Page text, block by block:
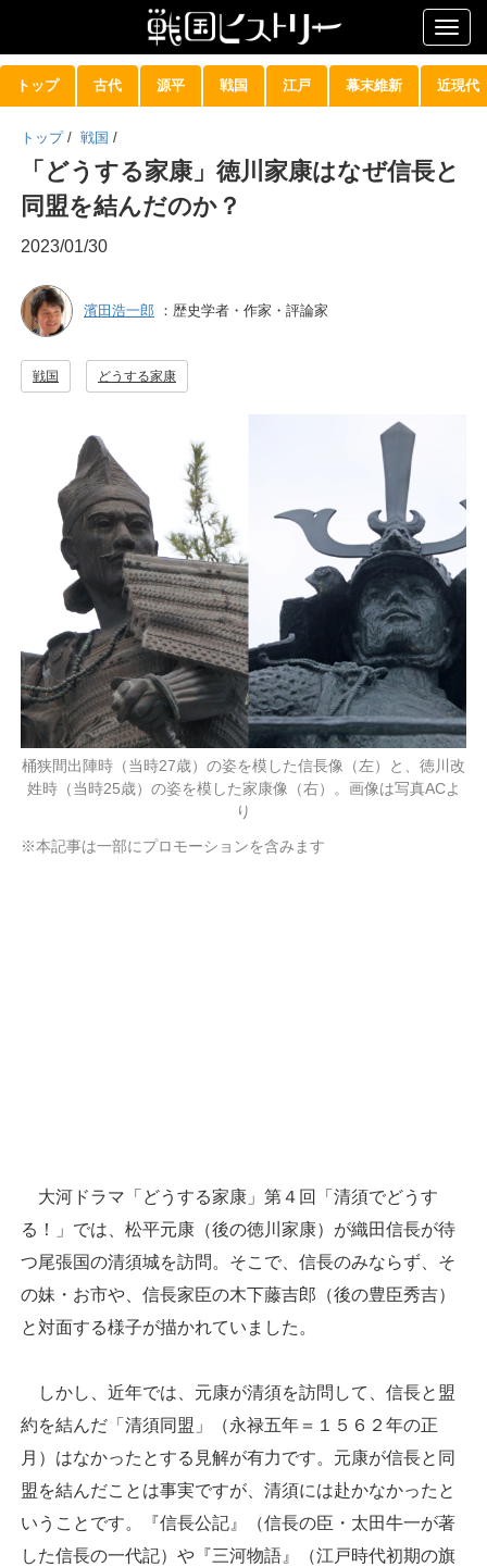
トップ 古代 源平 戦国 江戸 幕末維新 近現代
トップ / 戦国 /
「どうする家康」徳川家康はなぜ信長と
同盟を結んだのか？
2023/01/30
濱田浩一郎 ：歴史学者・作家・評論家
戦国 どうする家康
桶狭間出陣時（当時27歳）の姿を模した信長像（左）と、徳川改
姓時（当時25歳）の姿を模した家康像（右）。画像は写真ACよ
り
※本記事は一部にプロモーションを含みます
大河ドラマ「どうする家康」第４回「清須でどうす
る！」では、松平元康（後の徳川家康）が織田信長が待
つ尾張国の清須城を訪問。そこで、信長のみならず、そ
の妹・お市や、信長家臣の木下藤吉郎（後の豊臣秀吉）
と対面する様子が描かれていました。
しかし、近年では、元康が清須を訪問して、信長と盟
約を結んだ「清須同盟」（永禄五年＝１５６２年の正
月）はなかったとする見解が有力です。元康が信長と同
盟を結んだことは事実ですが、清須には赴かなかったと
いうことです。『信長公記』（信長の臣・太田牛一が著
した信長の一代記）や『三河物語』（江戸時代初期の旗